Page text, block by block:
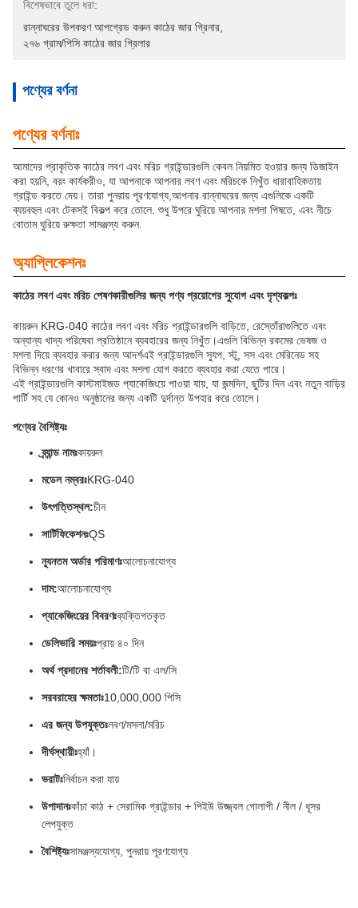
বিশেষভাবে তুলে ধরা:
রান্নাঘরের উপকরণ আপগ্রেড করুন কাঠের জার গ্রিনার
২৭৬ গ্রাম/পিসি কাঠের জার গ্রিলার
পণ্যের বর্ণনা
পণ্যের বর্ণনাঃ
আমাদের প্রাকৃতিক কাঠের লবণ এবং মরিচ গ্রাইন্ডারগুলি কেবল নিয়মিত হওয়ার জন্য ডিজাইন
করা হয়নি, বরং কার্যকরীও, যা আপনাকে আপনার লবণ এবং মরিচকে নিখুঁত ধারাবাহিকতায়
গ্রাইন্ড করতে দেয়। তারা পুনরায় পূরণযোগ্য,আপনার রান্নাঘরের জন্য এগুলিকে একটি
ব্যয়বহুল এবং টেকসই বিকল্প করে তোলে. শুধু উপরে ঘুরিয়ে আপনার মশলা পিষতে, এবং নীচে
বোতাম ঘুরিয়ে রুক্ষতা সামঞ্জস্য করুন.
অ্যাপ্লিকেশনঃ
কাঠের লবণ এবং মরিচ পেষণকারীগুলির জন্য পণ্য প্রয়োগের সুযোগ এবং দৃশ্যকল্পঃ
কায়রুন KRG-040 কাঠের লবণ এবং মরিচ গ্রাইন্ডারগুলি বাড়িতে, রেস্তোঁরাগুলিতে এবং
অন্যান্য খাদ্য পরিষেবা প্রতিষ্ঠানে ব্যবহারের জন্য নিখুঁত।এগুলি বিভিন্ন রকমের ভেষজ ও
মশলা দিয়ে ব্যবহার করার জন্য আদর্শএই গ্রাইন্ডারগুলি স্যুপ, স্টু, সস এবং মেরিনেড সহ
বিভিন্ন ধরণের খাবারে স্বাদ এবং মশলা যোগ করতে ব্যবহার করা যেতে পারে।
এই গ্রাইন্ডারগুলি কাস্টমাইজড প্যাকেজিংয়ে পাওয়া যায়, যা জন্মদিন, ছুটির দিন এবং নতুন বাড়ির
পার্টি সহ যে কোনও অনুষ্ঠানের জন্য একটি দুর্দান্ত উপহার করে তোলে।
পণ্যের বৈশিষ্ট্যঃ
ব্র্যান্ড নামঃকায়রুন
মডেল নম্বরঃKRG-040
উৎপত্তিস্থল:চীন
সার্টিফিকেশনঃQS
ন্যূনতম অর্ডার পরিমাণঃআলোচনাযোগ্য
দাম:আলোচনাযোগ্য
প্যাকেজিংয়ের বিবরণঃব্যক্তিগতকৃত
ডেলিভারি সময়ঃপ্রায় ৪০ দিন
অর্থ প্রদানের শর্তাবলী:টি/টি বা এল/সি
সরবরাহের ক্ষমতাঃ10,000,000 পিসি
এর জন্য উপযুক্তঃলবণ/মসলা/মরিচ
দীর্ঘস্থায়ীঃহ্যাঁ।
ভরাটঃনির্বাচন করা যায়
উপাদানঃকাঁচা কাঠ + সেরামিক গ্রাইন্ডার + পিইউ উজ্জ্বল গোলাপী / নীল / ধূসর
লেপযুক্ত
বৈশিষ্ট্যঃসামঞ্জস্যযোগ্য, পুনরায় পূরণযোগ্য